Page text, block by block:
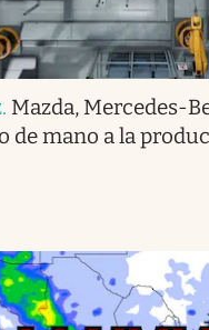
. Mazda, Mercedes-
de mano a la